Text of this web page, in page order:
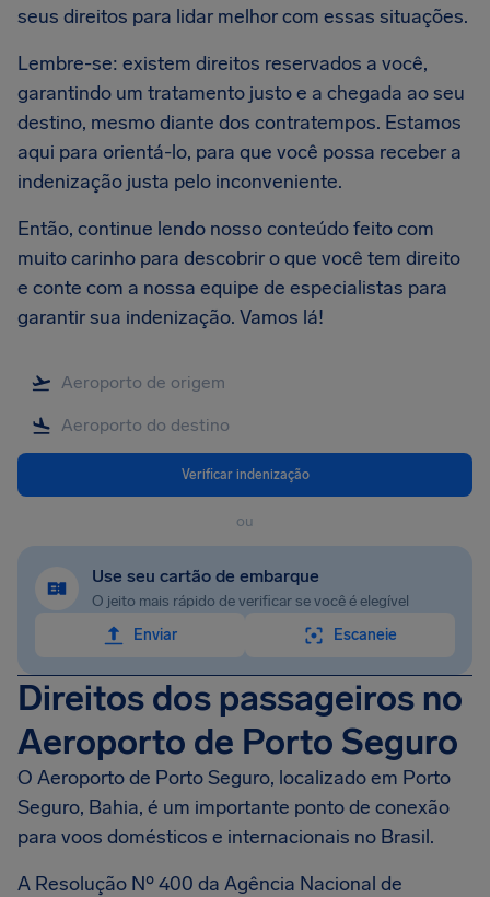
seus direitos para lidar melhor com essas situações.
Lembre-se: existem direitos reservados a você,
garantindo um tratamento justo e a chegada ao seu
destino, mesmo diante dos contratempos. Estamos
aqui para orientá-lo, para que você possa receber a
indenização justa pelo inconveniente.
Então, continue lendo nosso conteúdo feito com
muito carinho para descobrir o que você tem direito
e conte com a nossa equipe de especialistas para
garantir sua indenização. Vamos lá!
Verificar indenização
ou
Use seu cartão de embarque
O jeito mais rápido de verificar se você é elegível
Enviar
Escaneie
Direitos dos passageiros no
Aeroporto de Porto Seguro
O Aeroporto de Porto Seguro, localizado em Porto
Seguro, Bahia, é um importante ponto de conexão
para voos domésticos e internacionais no Brasil.
A Resolução Nº 400 da Agência Nacional de